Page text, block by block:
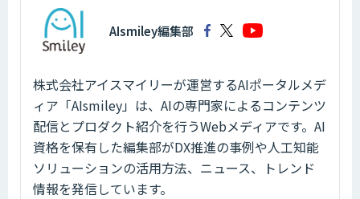
AIsmiley編集部
株式会社アイスマイリーが運営するAIポータルメデ
ィア「AIsmiley」は、AIの専門家によるコンテンツ
配信とプロダクト紹介を行うWebメディアです。AI
資格を保有した編集部がDX推進の事例や人工知能
ソリューションの活用方法、ニュース、トレンド
情報を発信しています。